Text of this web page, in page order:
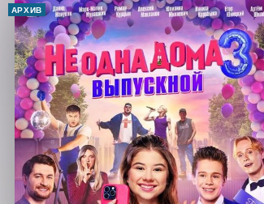
АРХИВ